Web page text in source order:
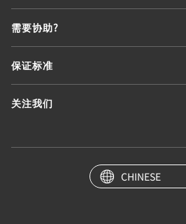
需要协助?
保证标准
关注我们
CHINESE